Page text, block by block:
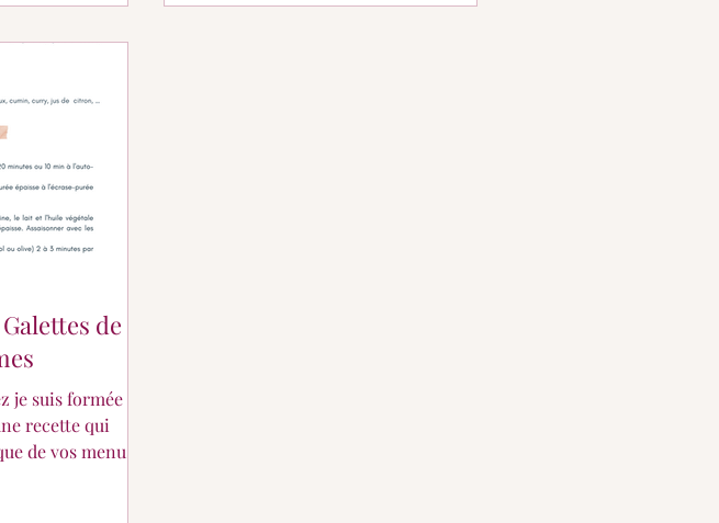
de
je suis formée à
recette qui
de vos menus